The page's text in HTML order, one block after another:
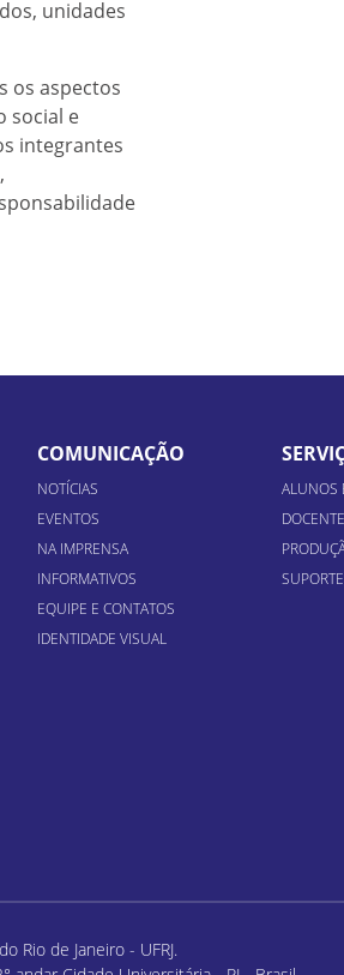
unidades
os aspectos
social e
integrantes
COMUNICAÇÃO
NOTÍCIAS
EVENTOS
NA IMPRENSA
INFORMATIVOS
EQUIPE E CONTATOS
IDENTIDADE VISUAL
ALUNOS
Rio de Janeiro - UFRJ.